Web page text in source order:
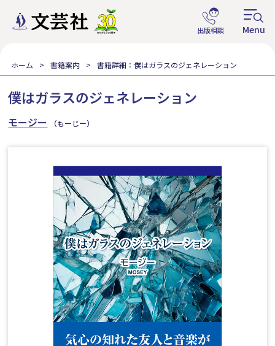
ホーム 書籍案内 書籍詳細：僕はガラスのジェネレーション
僕はガラスのジェネレーション
モージー （もーじー）